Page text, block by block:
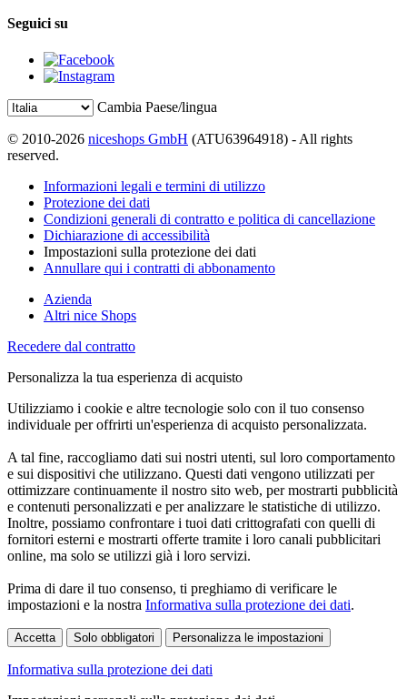
Seguici su
Cambia Paese/lingua
© 2010-2026 niceshops GmbH (ATU63964918) - All rights
reserved.
Informazioni legali e termini di utilizzo
Protezione dei dati
Condizioni generali di contratto e politica di cancellazione
Dichiarazione di accessibilità
Impostazioni sulla protezione dei dati
Annullare qui i contratti di abbonamento
Azienda
Altri nice Shops
Recedere dal contratto
Personalizza la tua esperienza di acquisto
Utilizziamo i cookie e altre tecnologie solo con il tuo consenso
individuale per offrirti un'esperienza di acquisto personalizzata.
A tal fine, raccogliamo dati sui nostri utenti, sul loro comportamento
e sui dispositivi che utilizzano. Questi dati vengono utilizzati per
ottimizzare continuamente il nostro sito web, per mostrarti pubblicità
e contenuti personalizzati e per analizzare le statistiche di utilizzo.
Inoltre, possiamo confrontare i tuoi dati crittografati con quelli di
fornitori esterni e mostrarti offerte tramite i loro canali pubblicitari
online, ma solo se utilizzi già i loro servizi.
Prima di dare il tuo consenso, ti preghiamo di verificare le
impostazioni e la nostra Informativa sulla protezione dei dati.
Accetta Solo obbligatori Personalizza le impostazioni
Informativa sulla protezione dei dati